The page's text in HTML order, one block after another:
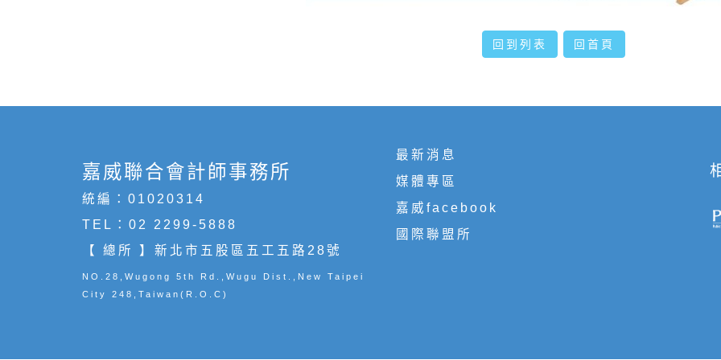
回到列表 回首頁
嘉威聯合會計師事務所
統編：01020314
TEL： 02 2299-5888
【 總所 】新北市五股區五工五路28號
NO.28,Wugong 5th Rd.,Wugu Dist.,New Taipei
City 248,Taiwan(R.O.C)
最新消息
媒體專區
嘉威facebook
國際聯盟所